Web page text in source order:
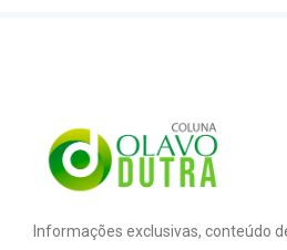
Informações exclusivas, conteúdo